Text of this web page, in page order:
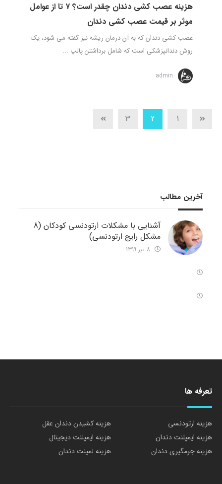
هزینه عصب کشی دندان چقدر است؟ ۷ تا از عوامل
موثر بر قیمت عصب کشی دندان
عصب کشی دندان که به آن درمان ریشه نیز گفته می شود، یک
روش دندانپزشکی است که شامل برداشتن پالپ ...
admin
1
2
3
آخرین مطالب
آشنایی با مشکلات ارتودنسی کودکان (8
مشکل رایج ارتودنسی)
تعرفه ها
هزینه ارتودنسی
هزینه کشیدن دندان عقل
هزینه ایمپلنت دندان
هزینه ایمپلنت دیجیتال
هزینه جرمگیری دندان
هزینه لمینت دندان